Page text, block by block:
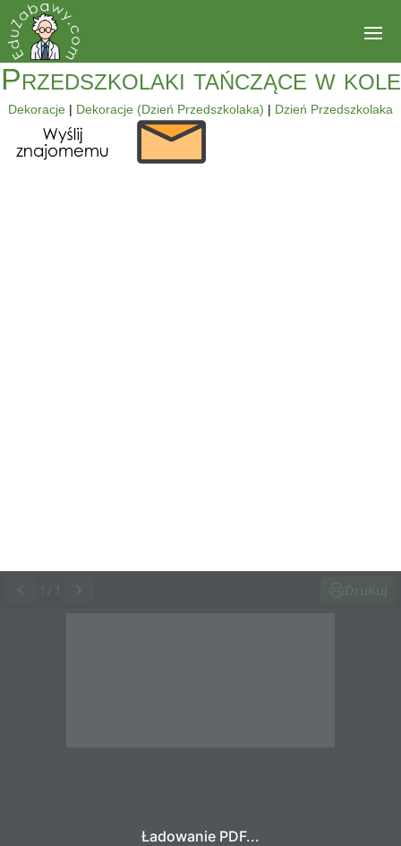
Przedszkolaki tańczące w kole
Dekoracje | Dekoracje (Dzień Przedszkolaka) | Dzień Przedszkolaka
Ładowanie PDF...